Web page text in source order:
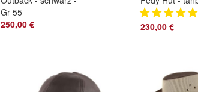
Gr 55
250,00 €
brown Gr 62
230,00 €